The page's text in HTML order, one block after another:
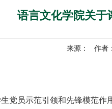
语言文化学院关于
来源： 作者
党员示范引领和先锋模范